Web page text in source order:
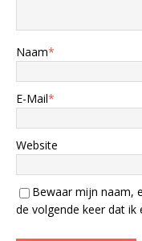
Naam*
E-Mail*
Website
Bewaar mijn naam,
de volgende keer dat ik